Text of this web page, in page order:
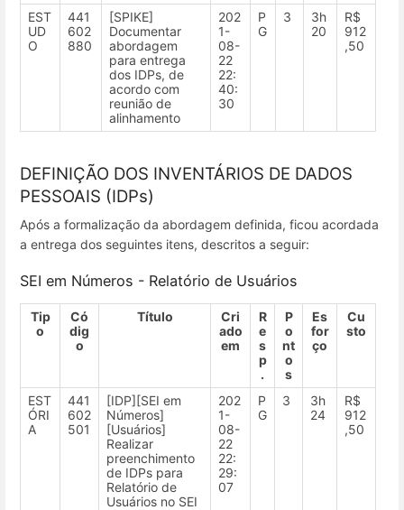
EST
UD
O
441
602
880
[SPIKE]
Documentar
abordagem
para entrega
dos IDPs, de
acordo com
reunião de
alinhamento
202
1-
08-
22
22:
40:
30
P
G
3
3h
20
R$
912
,50
DEFINIÇÃO DOS INVENTÁRIOS DE DADOS
PESSOAIS (IDPs)
Após a formalização da abordagem definida, ficou acordada
a entrega dos seguintes itens, descritos a seguir:
SEI em Números - Relatório de Usuários
Tip
o
Có
dig
o
Título
Cri
ado
em
R
e
s
p
.
P
o
nt
o
s
Es
for
ço
Cu
sto
EST
ÓRI
A
441
602
501
[IDP][SEI em
Números]
[Usuários]
Realizar
preenchimento
de IDPs para
Relatório de
Usuários no SEI
202
1-
08-
22
22:
29:
07
P
G
3
3h
24
R$
912
,50